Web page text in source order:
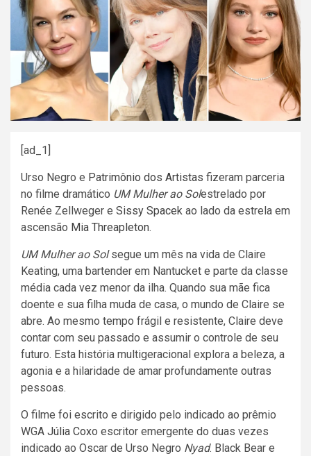
[ad_1]
Urso Negro e Patrimônio dos Artistas fizeram parceria
no filme dramático UM Mulher ao Solestrelado por
Renée Zellweger e Sissy Spacek ao lado da estrela em
ascensão Mia Threapleton.
UM Mulher ao Solsegue um mês na vida de Claire
Keating, uma bartender em Nantucket e parte da classe
média cada vez menor da ilha. Quando sua mãe fica
doente e sua filha muda de casa, o mundo de Claire se
abre. Ao mesmo tempo frágil e resistente, Claire deve
contar com seu passado e assumir o controle de seu
futuro. Esta história multigeracional explora a beleza, a
agonia e a hilaridade de amar profundamente outras
pessoas.
O filme foi escrito e dirigido pelo indicado ao prêmio
WGA Júlia Coxo escritor emergente do duas vezes
indicado ao Oscar de Urso Negro Nyad. Black Bear e